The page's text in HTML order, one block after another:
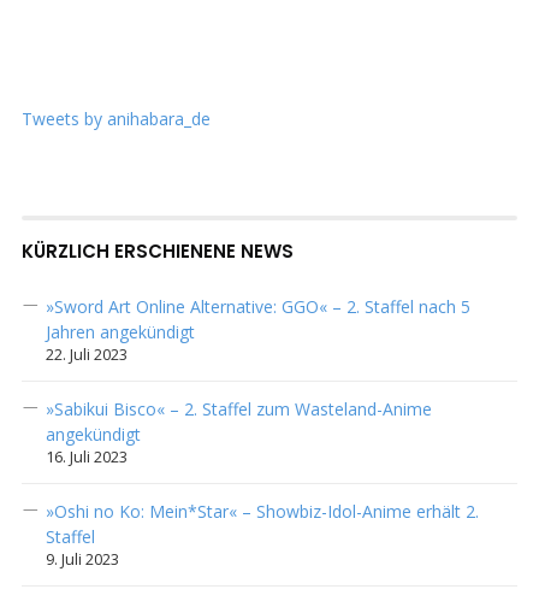
Tweets by anihabara_de
KÜRZLICH ERSCHIENENE NEWS
»Sword Art Online Alternative: GGO« – 2. Staffel nach 5
Jahren angekündigt
22. Juli 2023
»Sabikui Bisco« – 2. Staffel zum Wasteland-Anime
angekündigt
16. Juli 2023
»Oshi no Ko: Mein*Star« – Showbiz-Idol-Anime erhält 2.
Staffel
9. Juli 2023